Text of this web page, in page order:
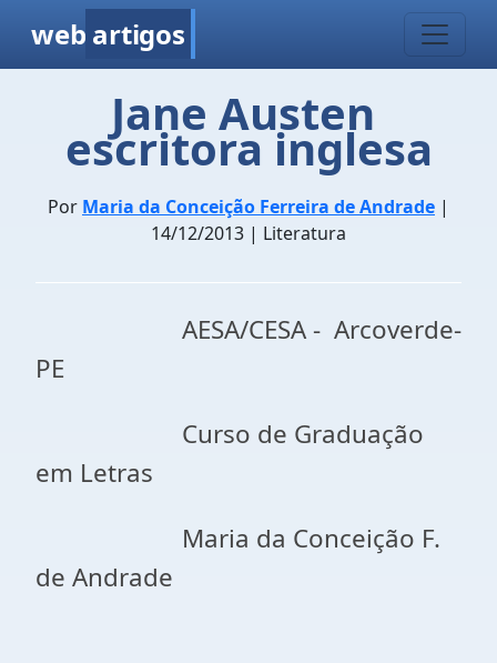
web artigos
Jane Austen 
escritora inglesa
Por Maria da Conceição Ferreira de Andrade |
14/12/2013 | Literatura
AESA/CESA - Arcoverde-
PE
Curso de Graduação
em Letras
Maria da Conceição F.
de Andrade